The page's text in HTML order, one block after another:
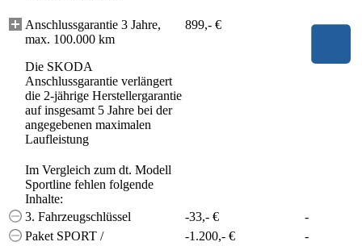
Anschlussgarantie 3 Jahre,
max. 100.000 km
Die SKODA
Anschlussgarantie verlängert
die 2-jährige Herstellergarantie
auf insgesamt 5 Jahre bei der
angegebenen maximalen
Laufleistung
899,- €
Im Vergleich zum dt. Modell
Sportline fehlen folgende
Inhalte:
3. Fahrzeugschlüssel
-33,- €
-
Paket SPORT /
-1.200,- € -